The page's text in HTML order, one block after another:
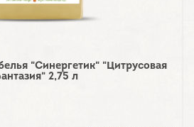
"Синергетик" "Цитрусовая
2,75 л